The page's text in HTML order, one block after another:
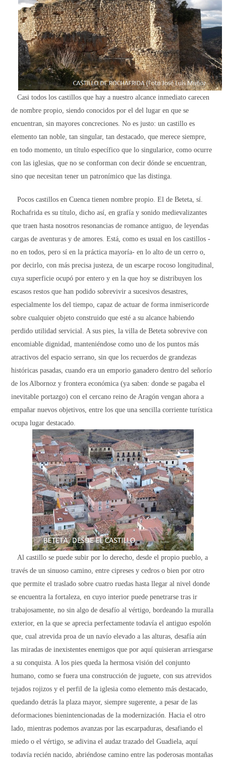
Casi todos los castillos que hay a nuestro alcance inmediato carecen
de nombre propio, siendo conocidos por el del lugar en que se
encuentran, sin mayores concreciones. No es justo: un castillo es
elemento tan noble, tan singular, tan destacado, que merece siempre,
en todo momento, un título específico que lo singularice, como ocurre
con las iglesias, que no se conforman con decir dónde se encuentran,
sino que necesitan tener un patronímico que las distinga.
Pocos castillos en Cuenca tienen nombre propio. El de Beteta, sí.
Rochafrida es su título, dicho así, en grafía y sonido medievalizantes
que traen hasta nosotros resonancias de romance antiguo, de leyendas
cargas de aventuras y de amores. Está, como es usual en los castillos -
no en todos, pero sí en la práctica mayoría- en lo alto de un cerro o,
por decirlo, con más precisa justeza, de un escarpe rocoso longitudinal,
cuya superficie ocupó por entero y en la que hoy se distribuyen los
escasos restos que han podido sobrevivir a sucesivos desastres,
especialmente los del tiempo, capaz de actuar de forma inmisericorde
sobre cualquier objeto construido que esté a su alcance habiendo
perdido utilidad servicial. A sus pies, la villa de Beteta sobrevive con
encomiable dignidad, manteniéndose como uno de los puntos más
atractivos del espacio serrano, sin que los recuerdos de grandezas
históricas pasadas, cuando era un emporio ganadero dentro del señorío
de los Albornoz y frontera económica (ya saben: donde se pagaba el
inevitable portazgo) con el cercano reino de Aragón vengan ahora a
empañar nuevos objetivos, entre los que una sencilla corriente turística
ocupa lugar destacado.
Al castillo se puede subir por lo derecho, desde el propio pueblo, a
través de un sinuoso camino, entre cipreses y cedros o bien por otro
que permite el traslado sobre cuatro ruedas hasta llegar al nivel donde
se encuentra la fortaleza, en cuyo interior puede penetrarse tras ir
trabajosamente, no sin algo de desafío al vértigo, bordeando la muralla
exterior, en la que se aprecia perfectamente todavía el antiguo espolón
que, cual atrevida proa de un navío elevado a las alturas, desafía aún
las miradas de inexistentes enemigos que por aquí quisieran arriesgarse
a su conquista. A los pies queda la hermosa visión del conjunto
humano, como se fuera una construcción de juguete, con sus atrevidos
tejados rojizos y el perfil de la iglesia como elemento más destacado,
quedando detrás la plaza mayor, siempre sugerente, a pesar de las
deformaciones bienintencionadas de la modernización. Hacia el otro
lado, mientras podemos avanzas por las escarpaduras, desafiando el
miedo o el vértigo, se adivina el audaz trazado del Guadiela, aquí
todavía recién nacido, abriéndose camino entre las poderosas montañas